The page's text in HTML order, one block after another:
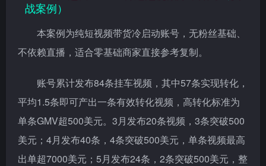
战案例）
本案例为纯短视频带货冷启动账号，无粉丝基础、
不依赖直播，适合零基础商家直接参考复制。
账号累计发布84条挂车视频，其中57条实现转化，
平均1.5条即可产出一条有效转化视频，高转化标准为
单条GMV超500美元。3月发布20条视频，3条突破500
美元；4月发布40条，4条突破500美元，单条视频最高
出单超7000美元；5月发布24条，2条突破500美元，整